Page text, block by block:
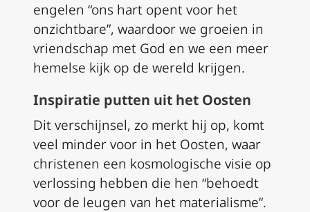
engelen “ons hart opent voor het
onzichtbare”, waardoor we groeien in
vriendschap met God en we een meer
hemelse kijk op de wereld krijgen.
Inspiratie putten uit het Oosten
Dit verschijnsel, zo merkt hij op, komt
veel minder voor in het Oosten, waar
christenen een kosmologische visie op
verlossing hebben die hen “behoedt
voor de leugen van het materialisme”.